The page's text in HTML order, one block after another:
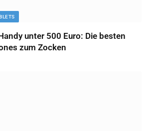
unter 500 Euro: Die besten
zum Zocken